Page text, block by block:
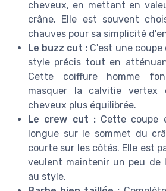
cheveux, en mettant en
crâne. Elle est souvent
chauves pour sa simplicité
Le buzz cut : C'est une
style précis tout en
Cette coiffure homme
masquer la calvitie
cheveux plus équilibrée.
Le crew cut :Cette coupe
longue sur le sommet du
courte sur les côtés. Elle est
veulent maintenir un peu de
au style.